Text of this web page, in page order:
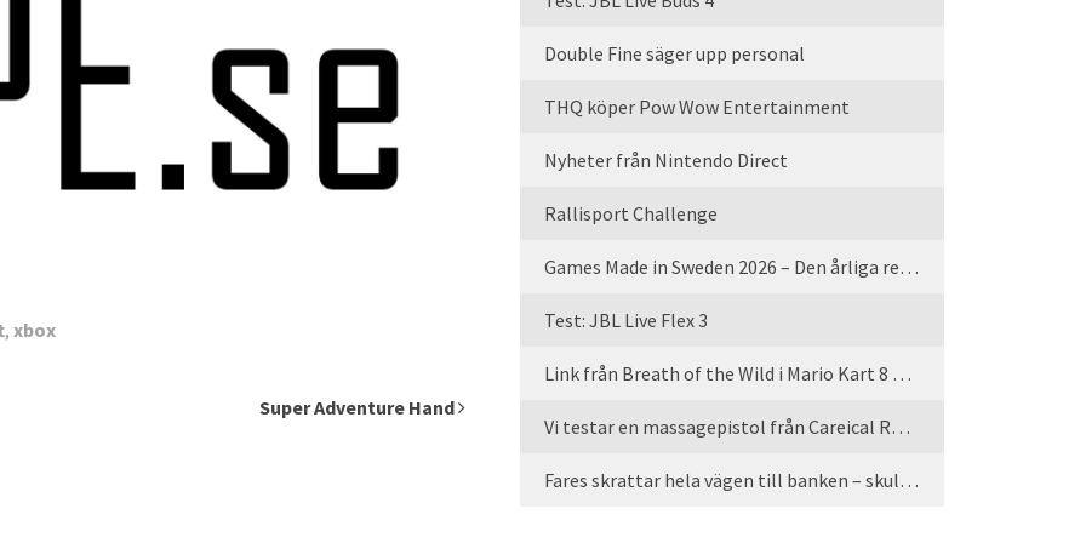
, xbox
Super Adventure Hand
Double Fine säger upp personal
THQ köper Pow Wow Entertainment
Nyheter från Nintendo Direct
Rallisport Challenge
Games Made in Sweden 2026 – Den årliga rean är tillbaka
Test: JBL Live Flex 3
Link från Breath of the Wild i Mario Kart 8 Deluxe
Vi testar en massagepistol från Careical Recovery
Fares skrattar hela vägen till banken – skulle vi tro